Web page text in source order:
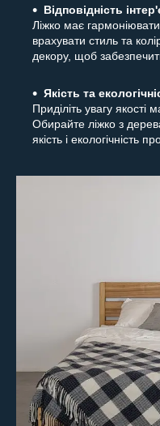
Відповідність
Ліжко має
врахувати стиль та
декору, щоб
Якість та
Приділіть увагу якості
Обирайте ліжко з
якість і екологічність